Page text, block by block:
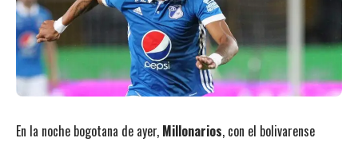
En la noche bogotana de ayer, Millonarios, con el bolivarense